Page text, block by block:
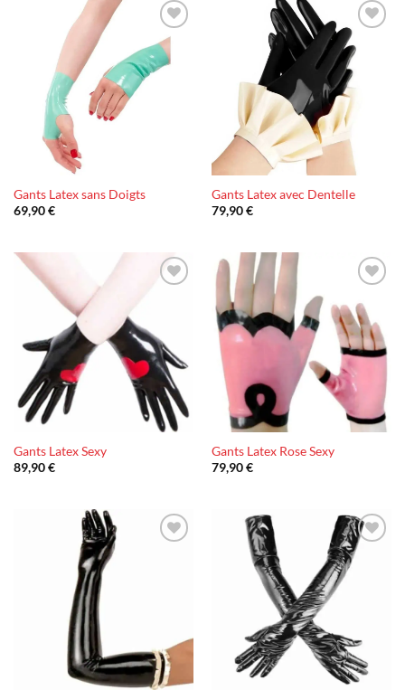
Ajouter
à la liste
d’envies
Gants Latex sans Doigts
69,90€
Ajouter
à la liste
d’envies
Gants Latex avec Dentelle
79,90€
Gants Latex Sexy
89,90€
à la liste
d’envies
Gants Latex Rose Sexy
79,90€
Ajouter
à la liste
d’envies